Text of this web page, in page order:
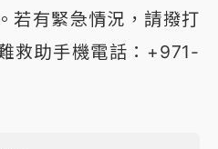
若有緊急情況，請撥打
救助手機電話：+971-